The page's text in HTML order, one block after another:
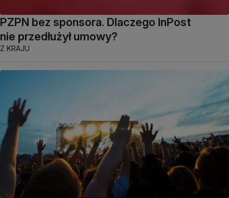
PZPN bez sponsora. Dlaczego InPost
nie przedłużył umowy?
Z KRAJU